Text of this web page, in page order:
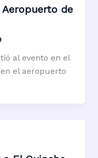
de
al evento en el
el aeropuerto